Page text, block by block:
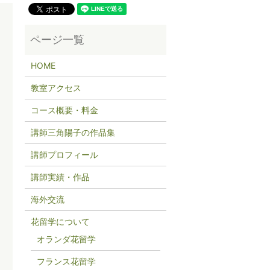
HOME
教室アクセス
コース概要・料金
講師三角陽子の作品集
講師プロフィール
講師実績・作品
海外交流
花留学について
オランダ花留学
フランス花留学